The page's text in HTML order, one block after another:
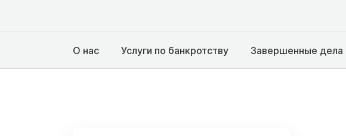
О нас Услуги по банкротству Завершенные дела